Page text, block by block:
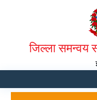
जिल्ला समन्वय